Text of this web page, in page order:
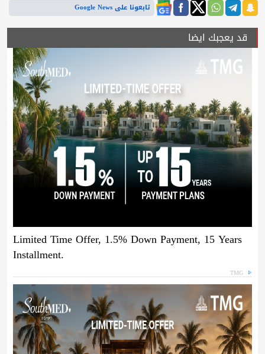
تابعونا على Google News
قد يعجبك ايضا
Limited Time Offer, 1.5% Down Payment, 15 Years
Installment.
TMG